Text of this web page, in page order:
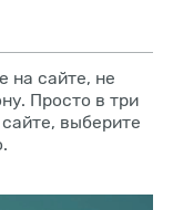
на сайте, не
Просто в три
выберите